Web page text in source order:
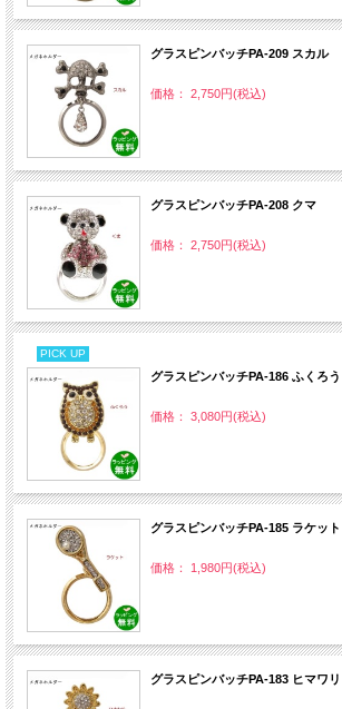
グラスピンバッチPA‐209 スカル
価格： 2,750円(税込)
グラスピンバッチPA‐208 クマ
価格： 2,750円(税込)
PICK UP
グラスピンバッチPA‐186 ふくろう
価格： 3,080円(税込)
グラスピンバッチPA‐185 ラケット
価格： 1,980円(税込)
グラスピンバッチPA‐183 ヒマワリ